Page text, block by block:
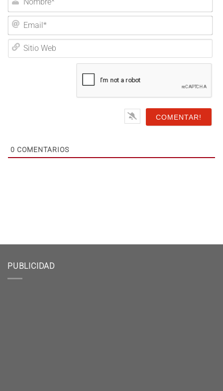
Nombre*
Email*
0 COMENTARIOS
PUBLICIDAD